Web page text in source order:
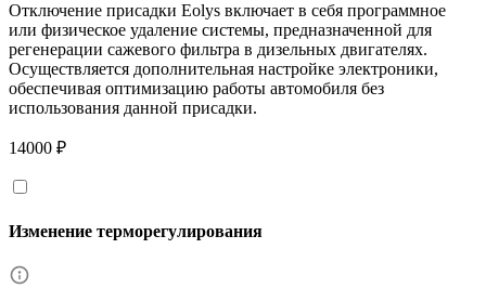
Отключение присадки Eolys включает в себя программное
или физическое удаление системы, предназначенной для
регенерации сажевого фильтра в дизельных двигателях.
Осуществляется дополнительная настройке электроники,
обеспечивая оптимизацию работы автомобиля без
использования данной присадки.
14000 ₽
Изменение терморегулирования